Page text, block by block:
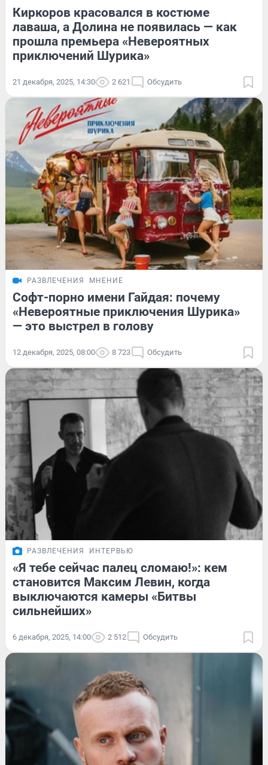
Киркоров красовался в костюме
лаваша, а Долина не появилась — как
прошла премьера «Невероятных
приключений Шурика»
21 декабря, 2025, 14:30 2 621 Обсудить
РАЗВЛЕЧЕНИЯ МНЕНИЕ
Софт-порно имени Гайдая: почему
«Невероятные приключения Шурика»
— это выстрел в голову
12 декабря, 2025, 08:00 8 723 Обсудить
РАЗВЛЕЧЕНИЯ ИНТЕРВЬЮ
«Я тебе сейчас палец сломаю!»: кем
становится Максим Левин, когда
выключаются камеры «Битвы
сильнейших»
6 декабря, 2025, 14:00 2 512 Обсудить